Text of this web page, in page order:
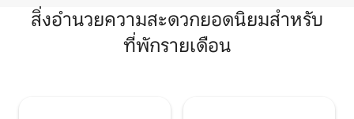
สิ่งอำนวยความสะดวกยอดนิยมสำหรับ
ที่พักรายเดือน